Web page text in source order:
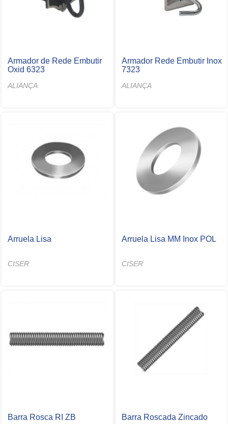
Armador de Rede Embutir
Oxid 6323
ALIANÇA
Armador Rede Embutir Inox
7323
ALIANÇA
Arruela Lisa
CISER
Arruela Lisa MM Inox POL
CISER
Barra Rosca RI ZB Barra Roscada Zincado